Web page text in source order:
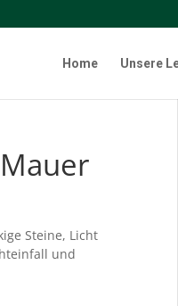
Home Unsere
Steine, Licht
und